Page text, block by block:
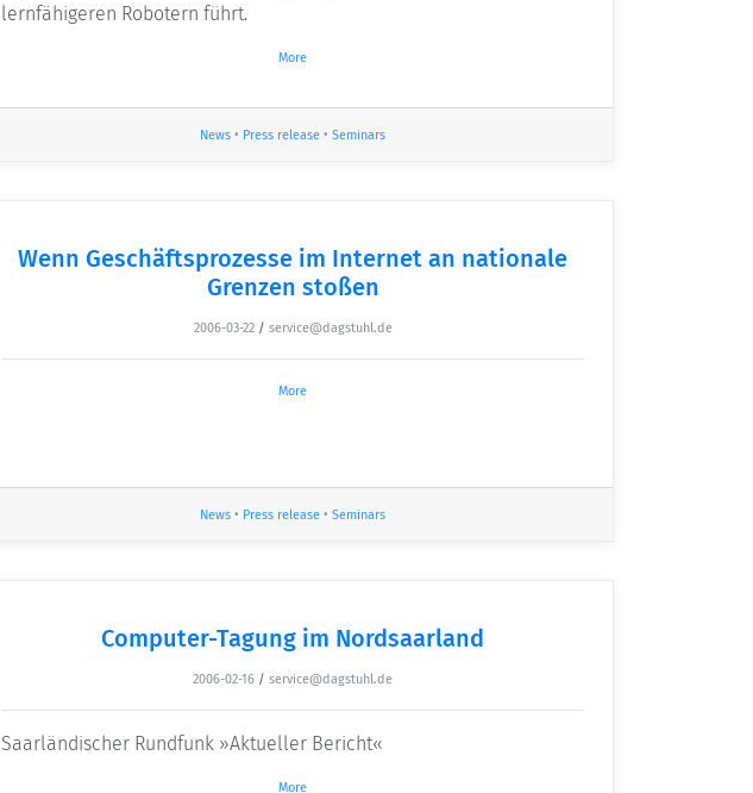
lernfähigeren Robotern führt.
More
News • Press release • Seminars
Wenn Geschäftsprozesse im Internet an nationale
Grenzen stoßen
2006-03-22 / service@dagstuhl.de
More
News • Press release • Seminars
Computer-Tagung im Nordsaarland
2006-02-16 / service@dagstuhl.de
Saarländischer Rundfunk »Aktueller Bericht«
More